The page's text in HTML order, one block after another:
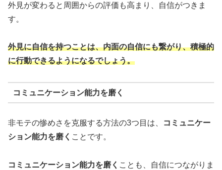
外見が変わると周囲からの評価も高まり、自信がつきま
す。
外見に自信を持つことは、内面の自信にも繋がり、積極的
に行動できるようになるでしょう。
コミュニケーション能力を磨く
非モテの惨めさを克服する方法の3つ目は、
コミュニケー
ション能力を磨く ことです。
コミュニケーション能力を磨く ことも、自信につながりま